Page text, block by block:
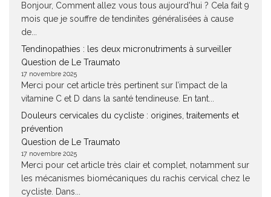
Bonjour, Comment allez vous tous aujourd'hui ? Cela fait 9
mois que je souffre de tendinites généralisées à cause
de...
Tendinopathies : les deux micronutriments à surveiller
Question de Le Traumato
17 novembre 2025
Merci pour cet article très pertinent sur l’impact de la
vitamine C et D dans la santé tendineuse. En tant...
Douleurs cervicales du cycliste : origines, traitements et
prévention
Question de Le Traumato
17 novembre 2025
Merci pour cet article très clair et complet, notamment sur
les mécanismes biomécaniques du rachis cervical chez le
cycliste. Dans...